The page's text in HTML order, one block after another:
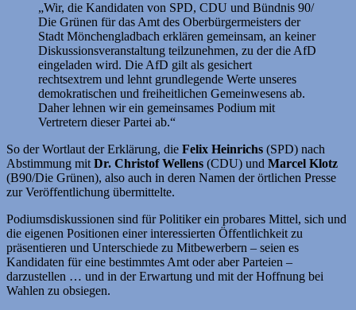
„Wir, die Kandidaten von SPD, CDU und Bündnis 90/
Die Grünen für das Amt des Oberbürgermeisters der
Stadt Mönchengladbach erklären gemeinsam, an keiner
Diskussionsveranstaltung teilzunehmen, zu der die AfD
eingeladen wird. Die AfD gilt als gesichert
rechtsextrem und lehnt grundlegende Werte unseres
demokratischen und freiheitlichen Gemeinwesens ab.
Daher lehnen wir ein gemeinsames Podium mit
Vertretern dieser Partei ab.“
So der Wortlaut der Erklärung, die Felix Heinrichs (SPD) nach
Abstimmung mit Dr. Christof Wellens (CDU) und Marcel Klotz
(B90/Die Grünen), also auch in deren Namen der örtlichen Presse
zur Veröffentlichung übermittelte.
Podiumsdiskussionen sind für Politiker ein probares Mittel, sich und
die eigenen Positionen einer interessierten Öffentlichkeit zu
präsentieren und Unterschiede zu Mitbewerbern – seien es
Kandidaten für eine bestimmtes Amt oder aber Parteien –
darzustellen … und in der Erwartung und mit der Hoffnung bei
Wahlen zu obsiegen.